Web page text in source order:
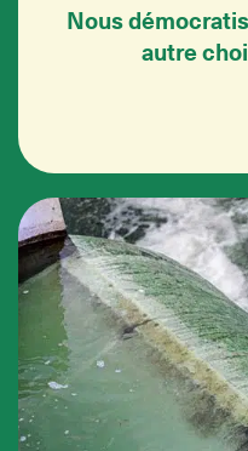
Nous
autre